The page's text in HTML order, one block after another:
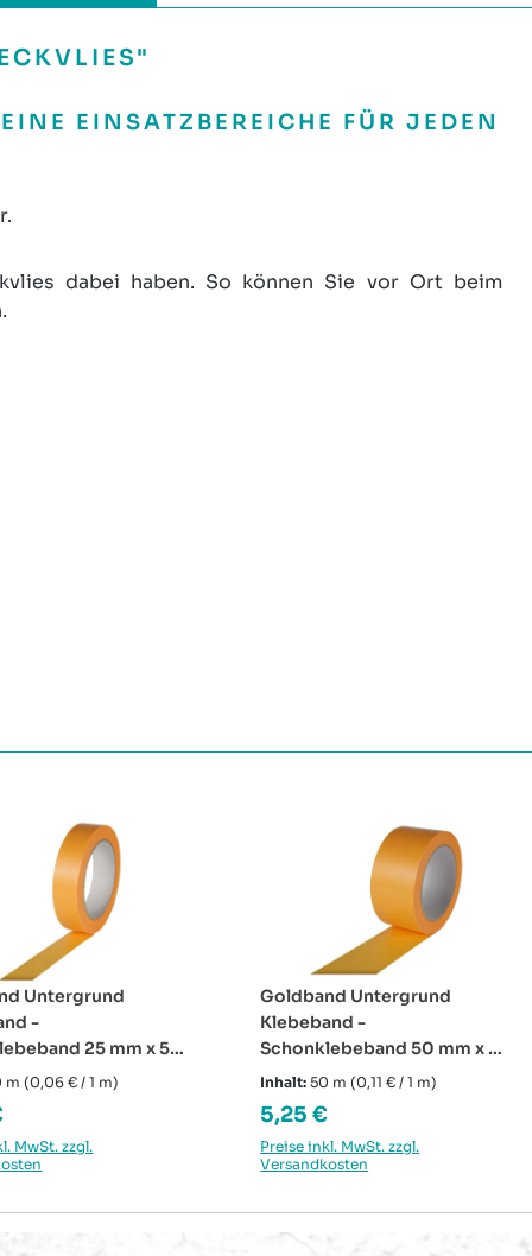
EINSATZBEREICHE FÜR JEDEN
dabei haben. So können Sie vor Ort beim
Untergrund
-
25 mm x 50
m(0,06 € / 1 m)
Preis:
MwSt. zzgl.
Goldband Untergrund
Klebeband -
Schonklebeband 50 mm x 50
m
Inhalt:50 m(0,11 € / 1 m)
Regulärer Preis:
5,25 €
Preise inkl. MwSt. zzgl.
Versandkosten